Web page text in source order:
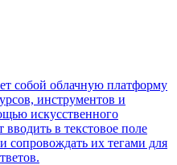
собой облачную платформу
инструментов и
искусственного
вводить в текстовое поле
сопровождать их тегами для